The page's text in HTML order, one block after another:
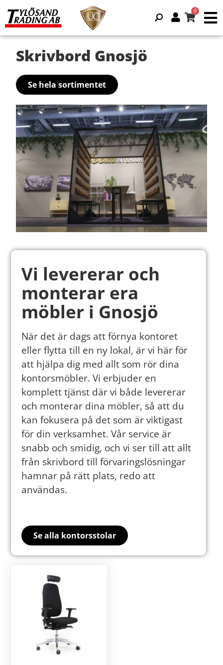
Skrivbord Gnosjö
Se hela sortimentet
Vi levererar och
monterar era
möbler i Gnosjö
När det är dags att förnya kontoret
eller flytta till en ny lokal, är vi här för
att hjälpa dig med allt som rör dina
kontorsmöbler. Vi erbjuder en
komplett tjänst där vi både levererar
och monterar dina möbler, så att du
kan fokusera på det som är viktigast
för din verksamhet. Vår service är
snabb och smidig, och vi ser till att allt
från skrivbord till förvaringslösningar
hamnar på rätt plats, redo att
användas.
Se alla kontorsstolar